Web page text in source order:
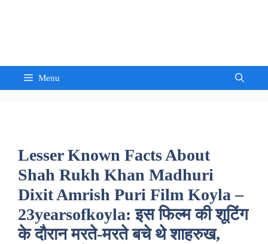
Menu
Lesser Known Facts About
Shah Rukh Khan Madhuri
Dixit Amrish Puri Film Koyla –
23yearsofkoyla: इस फिल्म की शूटिंग
के दौरान मरते-मरते बचे थे शाहरुख,